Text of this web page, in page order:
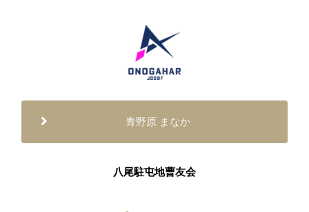
青野原 まなか
八尾駐屯地曹友会